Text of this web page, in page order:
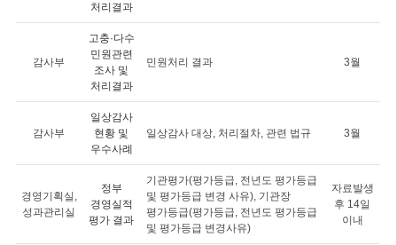
처리결과
감사부
고충·다수
민원관련
조사 및
처리결과
민원처리 결과 3월
감사부
일상감사
현황 및
우수사례
일상감사 대상, 처리절차, 관련 법규 3월
경영기획실,
성과관리실
정부
경영실적
평가 결과
기관평가(평가등급, 전년도 평가등급
및 평가등급 변경 사유), 기관장
평가등급(평가등급, 전년도 평가등급
및 평가등급 변경사유)
자료발생
후 14일
이내